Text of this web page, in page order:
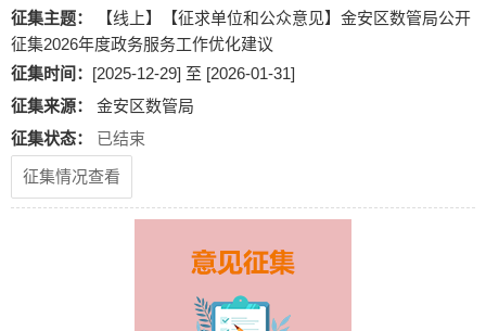
征集主题：
【线上】【征求单位和公众意见】金安区数管局公开
征集2026年度政务服务工作优化建议
征集时间： [2025-12-29] 至 [2026-01-31]
征集来源：
金安区数管局
征集状态：
已结束
征集情况查看